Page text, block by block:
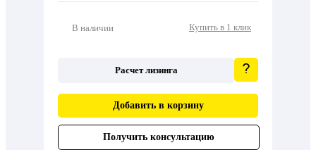
В наличии Купить в 1 клик
Расчет лизинга
Добавить в корзину
Получить консультацию